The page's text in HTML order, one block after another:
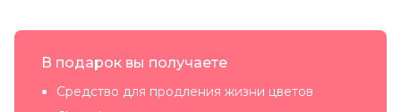
В подарок вы получаете
Средство для продления жизни цветов